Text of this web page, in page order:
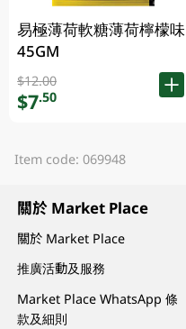
易極薄荷軟糖薄荷檸檬味
45GM
$12.00
$7.50
Item code: 069948
關於 Market Place
關於 Market Place
推廣活動及服務
Market Place WhatsApp 條
款及細則